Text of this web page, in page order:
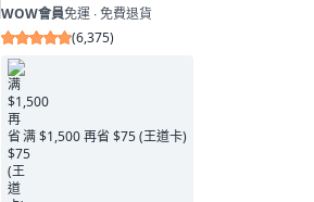
WOW會員免運 ∙ 免費退貨
(6,375)
满 $1,500 再省 $75 (王道卡)